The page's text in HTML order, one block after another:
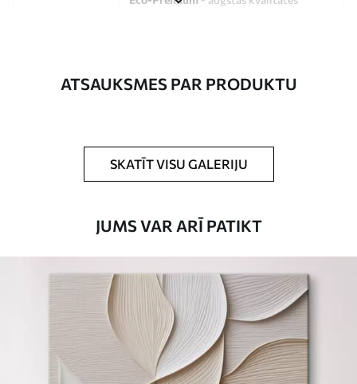
Jūs varat pievienot lakas pārklājumu.
No15.00€
Eco-Premium
ATSAUKSMES PAR PRODUKTU
SKATĪT VISU GALERIJU
JUMS VAR ARĪ PATIKT